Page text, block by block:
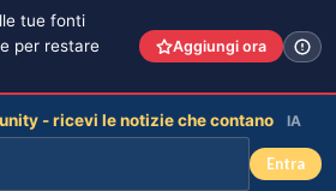
tue fonti
per restare
Aggiungi ora
- ricevi le notizie che contano IA
Entra